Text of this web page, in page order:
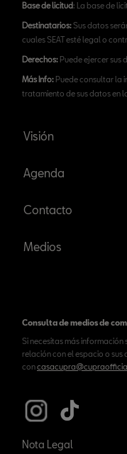
Base de licitud: La base de
Destinatarios:Sus datos
cuales SEAT esté legal o
Derechos: Puede ejercer sus
Más Info: Puede consultar la
tratamiento de sus datos en
Visión
Agenda
Contacto
Medios
Consulta de medios de
Si necesitas más
relación con el espacio o
con
Nota Legal